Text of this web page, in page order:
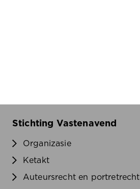
Stichting Vastenavend
Organizasie
Ketakt
Auteursrecht en portretrecht